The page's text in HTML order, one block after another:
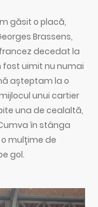
găsit o placă,
Brassens,
decedat la
fost uimit nu numai
așteptam la o
unui cartier
una de cealaltă,
în stânga
mulțime de
gol.